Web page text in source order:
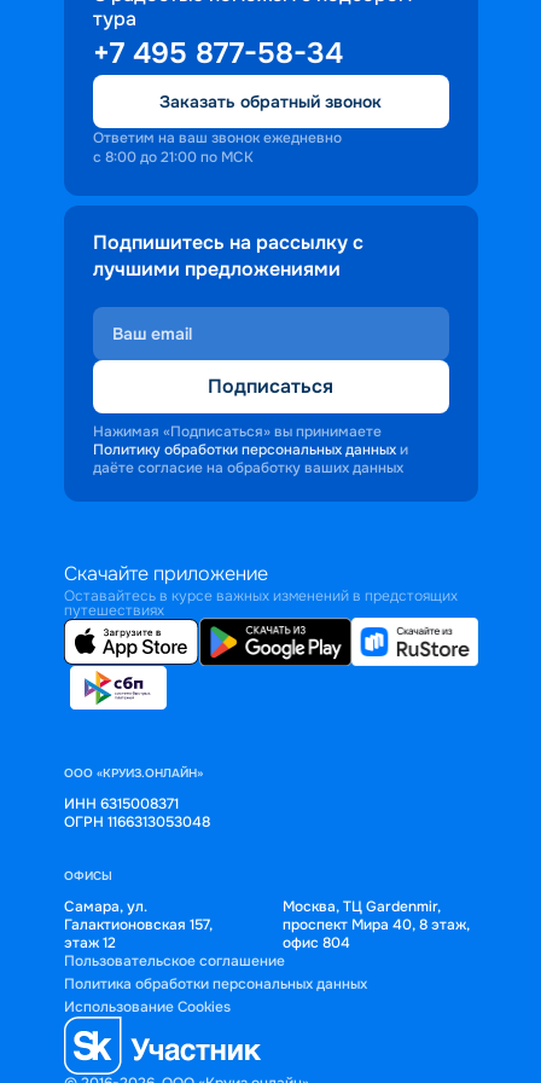
доброжелательность и заинтересованность
персонала корабля в каждом госте.
Ступая на борт теплохода, пассажиры
попадают в совершенно иную атмосферу,
где властвует тяга к приключениям и
открытиям.
тура
+7 495 877-58-34
Заказать обратный звонок
Ответим на ваш звонок ежедневно
с 8:00 до 21:00 по МСК
Подпишитесь на рассылку с
лучшими предложениями
Подписаться
Нажимая «Подписаться» вы принимаете
Политику обработки персональных данных и
даёте согласие на обработку ваших данных
Скачайте приложение
Оставайтесь в курсе важных изменений в предстоящих
путешествиях
ООО «КРУИЗ.ОНЛАЙН»
ИНН 6315008371
ОГРН 1166313053048
ОФИСЫ
Самара, ул.
Галактионовская 157,
этаж 12
Москва, ТЦ Gardenmir,
проспект Мира 40, 8 этаж,
офис 804
Пользовательское соглашение
Политика обработки персональных данных
Использование Cookies